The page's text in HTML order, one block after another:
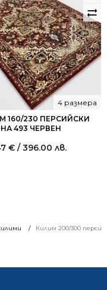
Килим 200/300
160/230 ПЕРСИЙСКИ
493 ЧЕРВЕН
4 размера
€ / 396.00 лв.